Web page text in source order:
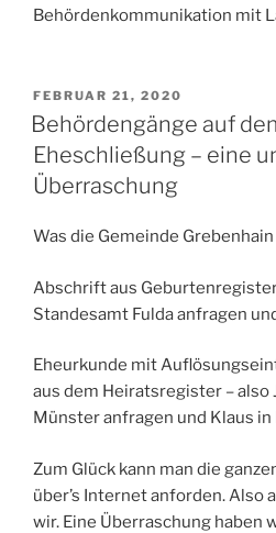
Behördenkommunikation mit
VERÖFFENTLICHT
AM
FEBRUAR 21, 2020
Behördengänge auf
Eheschließung – eine
Überraschung
Was die Gemeinde
Abschrift aus
Standesamt Fulda anfragen
Eheurkunde mit
aus dem Heiratsregister – also
Münster anfragen und Klaus in
Zum Glück kann man die
über’s Internet anforden. Also
wir. Eine Überraschung haben